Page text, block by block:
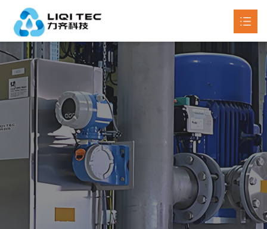
首页
关于我们
产品中心 
新闻动态 
工程案例
联系我们